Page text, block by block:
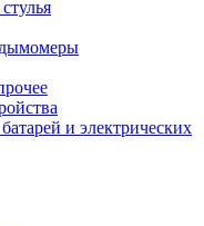
дымомеры
и электрических